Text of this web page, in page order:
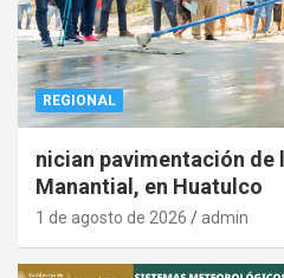
REGIONAL
nician pavimentación de
Manantial, en Huatulco
1 de agosto de 2026 admin